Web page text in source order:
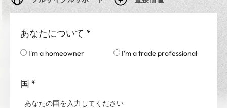
あなたについて *
I'm a homeowner I'm a trade professional
国 *